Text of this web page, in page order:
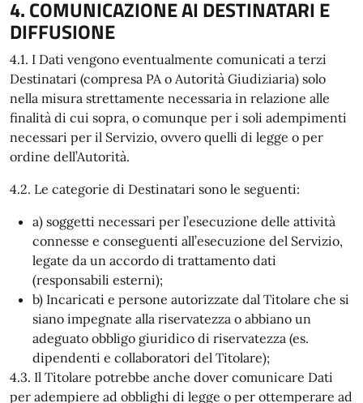
4. COMUNICAZIONE AI DESTINATARI E
DIFFUSIONE
4.1. I Dati vengono eventualmente comunicati a terzi
Destinatari (compresa PA o Autorità Giudiziaria) solo
nella misura strettamente necessaria in relazione alle
finalità di cui sopra, o comunque per i soli adempimenti
necessari per il Servizio, ovvero quelli di legge o per
ordine dell’Autorità.
4.2. Le categorie di Destinatari sono le seguenti:
a) soggetti necessari per l’esecuzione delle attività
connesse e conseguenti all’esecuzione del Servizio,
legate da un accordo di trattamento dati
(responsabili esterni);
b) Incaricati e persone autorizzate dal Titolare che si
siano impegnate alla riservatezza o abbiano un
adeguato obbligo giuridico di riservatezza (es.
dipendenti e collaboratori del Titolare);
4.3. Il Titolare potrebbe anche dover comunicare Dati
per adempiere ad obblighi di legge o per ottemperare ad